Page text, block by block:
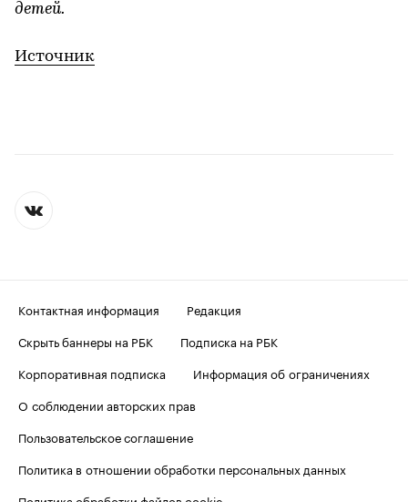
детей.
Источник
Контактная информация
Редакция
Скрыть баннеры на РБК
Подписка на РБК
Корпоративная подписка
Информация об ограничениях
О соблюдении авторских прав
Пользовательское соглашение
Политика в отношении обработки персональных данных